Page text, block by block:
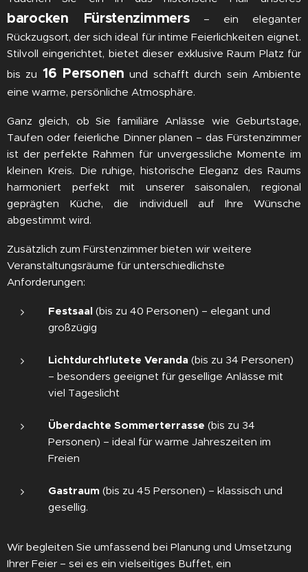
barocken Fürstenzimmers– ein eleganter
Rückzugsort, der sich ideal für intime Feierlichkeiten eignet.
Stilvoll eingerichtet, bietet dieser exklusive Raum Platz für
bis zu 16 Personen und schafft durch sein Ambiente
eine warme, persönliche Atmosphäre.
Ganz gleich, ob Sie familiäre Anlässe wie Geburtstage,
Taufen oder feierliche Dinner planen – das Fürstenzimmer
ist der perfekte Rahmen für unvergessliche Momente im
kleinen Kreis. Die ruhige, historische Eleganz des Raums
harmoniert perfekt mit unserer saisonalen, regional
geprägten Küche, die individuell auf Ihre Wünsche
abgestimmt wird.
Zusätzlich zum Fürstenzimmer bieten wir weitere
Veranstaltungsräume für unterschiedlichste
Anforderungen:
Festsaal (bis zu 40 Personen) – elegant und
großzügig
Lichtdurchflutete Veranda (bis zu 34 Personen)
– besonders geeignet für gesellige Anlässe mit
viel Tageslicht
Überdachte Sommerterrasse (bis zu 34
Personen) – ideal für warme Jahreszeiten im
Freien
Gastraum (bis zu 45 Personen) – klassisch und
gesellig.
Wir begleiten Sie umfassend bei Planung und Umsetzung
Ihrer Feier – sei es ein vielseitiges Buffet, ein